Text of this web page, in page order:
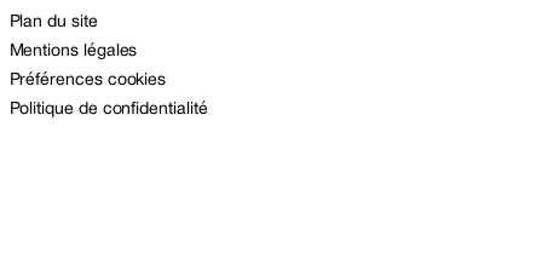
Plan du site
Mentions légales
Préférences cookies
Politique de confidentialité